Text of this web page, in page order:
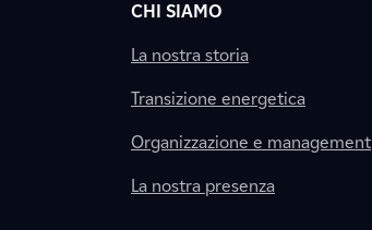
CHI SIAMO
La nostra storia
Transizione energetica
Organizzazione e management
La nostra presenza